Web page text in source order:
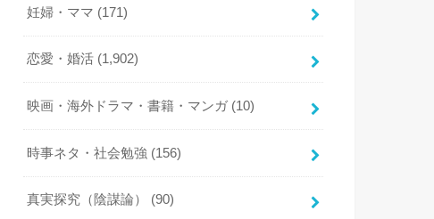
妊婦・ママ (171)
恋愛・婚活 (1,902)
映画・海外ドラマ・書籍・マンガ (10)
時事ネタ・社会勉強 (156)
真実探究（陰謀論） (90)